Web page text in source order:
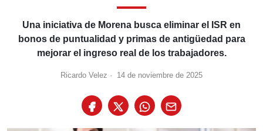
Una iniciativa de Morena busca eliminar el ISR en
bonos de puntualidad y primas de antigüedad para
mejorar el ingreso real de los trabajadores.
Ricardo Velez · 14 de noviembre de 2025